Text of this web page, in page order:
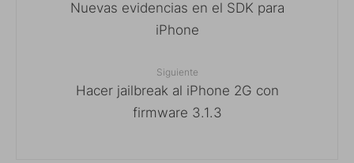
Nuevas evidencias en el SDK para
iPhone
Siguiente
Hacer jailbreak al iPhone 2G con
firmware 3.1.3